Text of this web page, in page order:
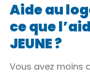
Aide au
ce que
JEUNE ?
Vous avez moins